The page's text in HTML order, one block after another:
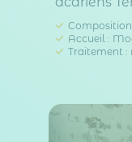
Accueil :
Traitement :